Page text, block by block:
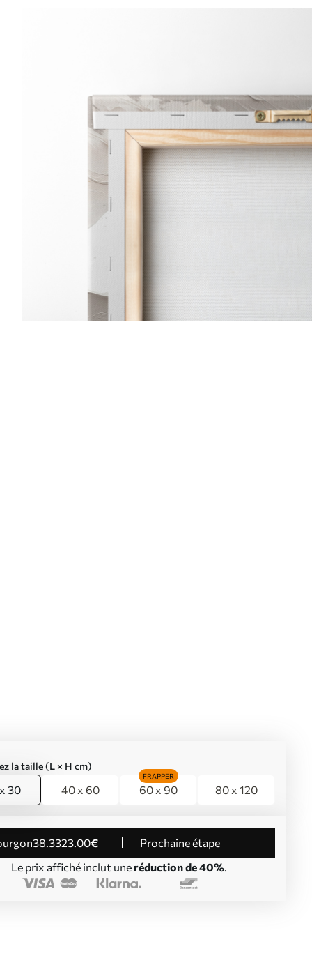
la taille (L × H cm)
30 40 x 60 60 x 90
FRAPPER
80 x 120
38.3323.00€
Prochaine étape
Le prix affiché inclut une réduction de 40%.